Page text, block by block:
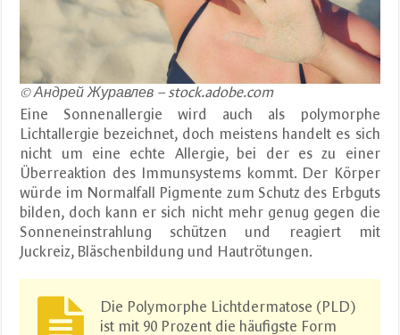
© Андрей Журавлев – stock.adobe.com
Eine Sonnenallergie wird auch als polymorphe
Lichtallergie bezeichnet, doch meistens handelt es sich
nicht um eine echte Allergie, bei der es zu einer
Überreaktion des Immunsystems kommt. Der Körper
würde im Normalfall Pigmente zum Schutz des Erbguts
bilden, doch kann er sich nicht mehr genug gegen die
Sonneneinstrahlung schützen und reagiert mit
Juckreiz, Bläschenbildung und Hautrötungen.
Die Polymorphe Lichtdermatose (PLD)
ist mit 90 Prozent die häufigste Form